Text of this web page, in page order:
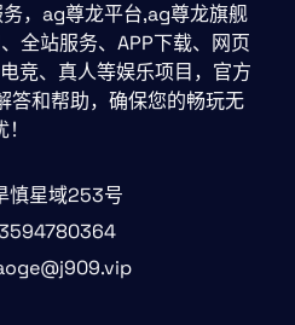
，ag尊龙平台,ag尊龙旗舰
全站服务、APP下载、网页
竞、真人等娱乐项目，官方
答和帮助，确保您的畅玩无
慎星域253号